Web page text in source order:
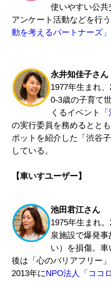
使いやすい公共
アンケート活動などを行
動を考えるパートナーズ」
永井知佳子さん
1977年生まれ
0-3歳の子育て
くるイベント
の実行委員を務めるとと
ポットを紹介した「渋谷
している。
【車いすユーザー】
池田君江さん
1975年生まれ
泉施設で爆発
い）を損傷。
後は「心のバリアフリー
2013年にNPO法人「ココ